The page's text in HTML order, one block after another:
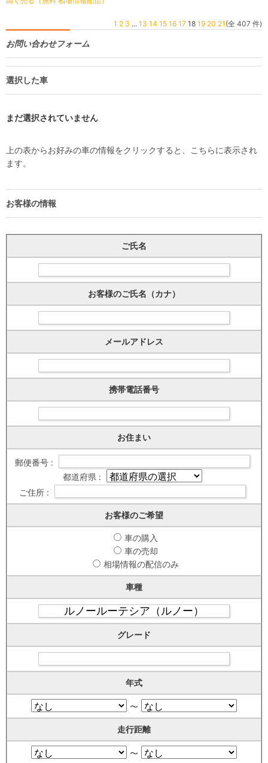
1 2 3 ... 13 14 15 16 17 18 19 20 21 (全 407 件)
お問い合わせフォーム
選択した車
まだ選択されていません
上の表からお好みの車の情報をクリックすると、こちらに表示され
ます。
お客様の情報
ご氏名
お客様のご氏名（カナ）
メールアドレス
携帯電話番号
お住まい
郵便番号 :
都道府県 :
ご住所 :
お客様のご希望
車の購入
車の売却
相場情報の配信のみ
車種
グレード
年式
〜
走行距離
〜